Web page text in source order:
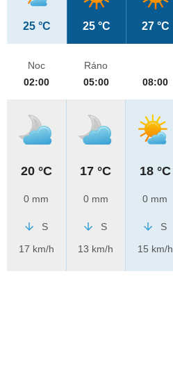
25 °C 25 °C 27 °C
Noc
02:00
20 °C
0 mm
S
17 km/h
Ráno
05:00
17 °C
0 mm
S
13 km/h
08:00
18 °C
0 mm
S
15 km/h